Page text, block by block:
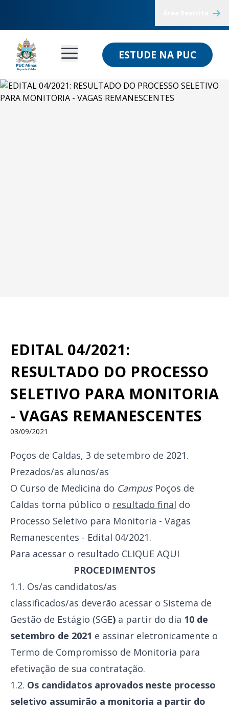
ESTUDE NA PUC
EDITAL 04/2021:
RESULTADO DO PROCESSO
SELETIVO PARA MONITORIA
- VAGAS REMANESCENTES
03/09/2021
Poços de Caldas, 3 de setembro de 2021.
Prezados/as alunos/as
O Curso de Medicina do CampusPoços de
Caldas torna público o resultado final do
Processo Seletivo para Monitoria - Vagas
Remanescentes - Edital 04/2021.
Para acessar o resultado CLIQUE AQUI
PROCEDIMENTOS
1.1. Os/as candidatos/as
classificados/as deverão acessar o Sistema de
Gestão de Estágio (SGE) a partir do dia 10 de
setembro de 2021 e assinar eletronicamente o
Termo de Compromisso de Monitoria para
efetivação de sua contratação.
1.2. Os candidatos aprovados neste processo
seletivo assumirão a monitoria a partir do